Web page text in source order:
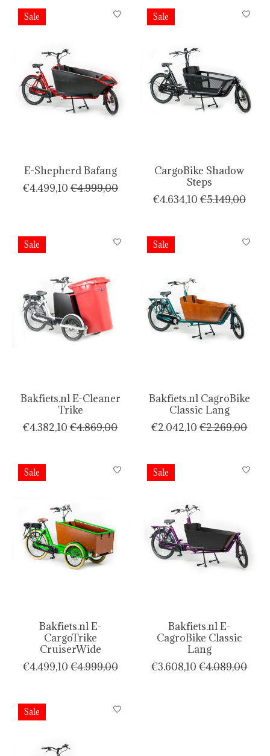
Sale
E-Shepherd Bafang
€4.499,10 €4.999,00
Sale
CargoBike Shadow
Steps
€4.634,10 €5.149,00
Sale
Bakfiets.nl E-Cleaner
Trike
€4.382,10 €4.869,00
Sale
Bakfiets.nl CagroBike
Classic Lang
€2.042,10 €2.269,00
Sale
Bakfiets.nl E-
CargoTrike
CruiserWide
€4.499,10 €4.999,00
Sale
Bakfiets.nl E-
CagroBike Classic
Lang
€3.608,10 €4.089,00
Sale